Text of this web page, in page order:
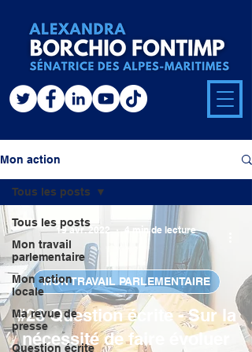
Mon action
Tous les posts
Mon travail
parlementaire
Mon action
locale
Ma revue de
presse
Question écrite
Tous les posts
#28 Question écrite - Sur la
nécessité de faire évoluer
MON TRAVAIL PARLEMENTAIRE
19 avr. 2022 4 min de lecture